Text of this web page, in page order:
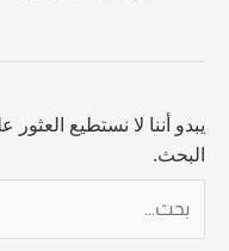
يبدو أننا لا نستطيع
البحث.
عن: